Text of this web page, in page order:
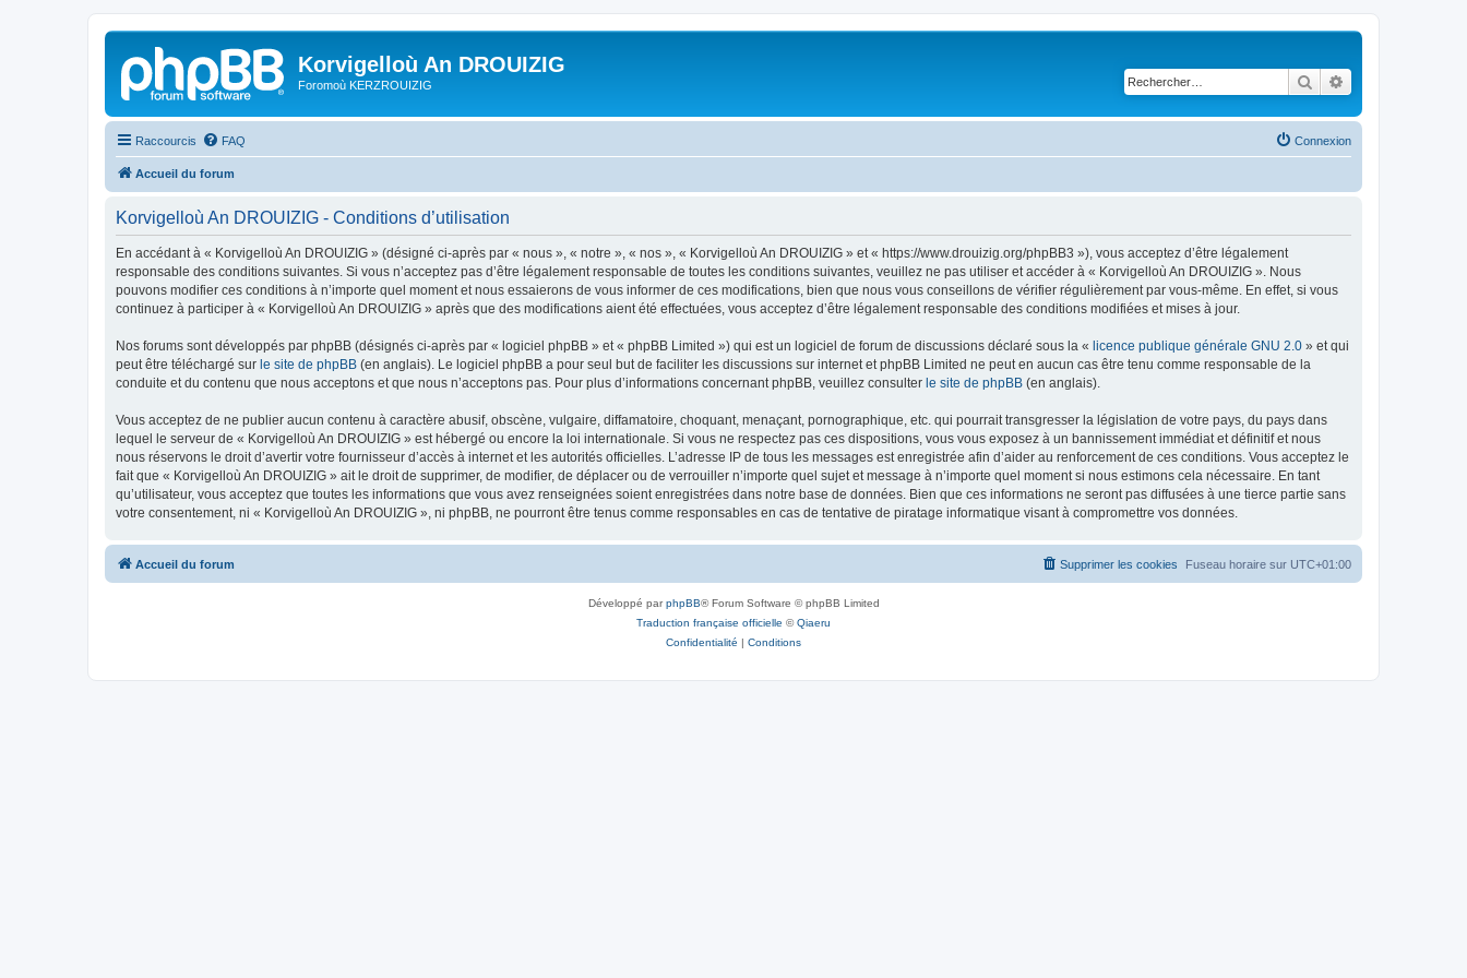
Korvigelloù An DROUIZIG
Foromoù KERZROUIZIG Rechercher
Raccourcis FAQ Connexion
Accueil du forum
Korvigelloù An DROUIZIG - Conditions d’utilisation
En accédant à « Korvigelloù An DROUIZIG » (désigné ci-après par « nous », « notre », « nos », « Korvigelloù An DROUIZIG » et « https://www.drouizig.org/phpBB3 »), vous acceptez d’être légalement
responsable des conditions suivantes. Si vous n’acceptez pas d’être légalement responsable de toutes les conditions suivantes, veuillez ne pas utiliser et accéder à « Korvigelloù An DROUIZIG ». Nous
pouvons modifier ces conditions à n’importe quel moment et nous essaierons de vous informer de ces modifications, bien que nous vous conseillons de vérifier régulièrement par vous-même. En effet, si vous
continuez à participer à « Korvigelloù An DROUIZIG » après que des modifications aient été effectuées, vous acceptez d’être légalement responsable des conditions modifiées et mises à jour.
Nos forums sont développés par phpBB (désignés ci-après par « logiciel phpBB » et « phpBB Limited ») qui est un logiciel de forum de discussions déclaré sous la « licence publique générale GNU 2.0 » et qui
peut être téléchargé sur le site de phpBB (en anglais). Le logiciel phpBB a pour seul but de faciliter les discussions sur internet et phpBB Limited ne peut en aucun cas être tenu comme responsable de la
conduite et du contenu que nous acceptons et que nous n’acceptons pas. Pour plus d’informations concernant phpBB, veuillez consulter le site de phpBB (en anglais).
Vous acceptez de ne publier aucun contenu à caractère abusif, obscène, vulgaire, diffamatoire, choquant, menaçant, pornographique, etc. qui pourrait transgresser la législation de votre pays, du pays dans
lequel le serveur de « Korvigelloù An DROUIZIG » est hébergé ou encore la loi internationale. Si vous ne respectez pas ces dispositions, vous vous exposez à un bannissement immédiat et définitif et nous
nous réservons le droit d’avertir votre fournisseur d’accès à internet et les autorités officielles. L’adresse IP de tous les messages est enregistrée afin d’aider au renforcement de ces conditions. Vous acceptez le
fait que « Korvigelloù An DROUIZIG » ait le droit de supprimer, de modifier, de déplacer ou de verrouiller n’importe quel sujet et message à n’importe quel moment si nous estimons cela nécessaire. En tant
qu’utilisateur, vous acceptez que toutes les informations que vous avez renseignées soient enregistrées dans notre base de données. Bien que ces informations ne seront pas diffusées à une tierce partie sans
votre consentement, ni « Korvigelloù An DROUIZIG », ni phpBB, ne pourront être tenus comme responsables en cas de tentative de piratage informatique visant à compromettre vos données.
Accueil du forum Fuseau horaire sur UTC+01:00
Supprimer les cookies
Développé parphpBB® Forum Software © phpBB Limited
Traduction française officielle ©Qiaeru
Confidentialité | Conditions